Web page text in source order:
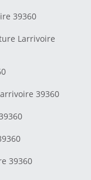
39360
Larrivoire
39360
39360